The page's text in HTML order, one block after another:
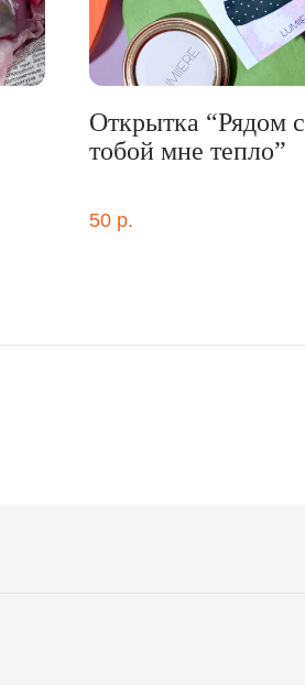
Открытка “Рядом с
тобой мне тепло”
50 р.